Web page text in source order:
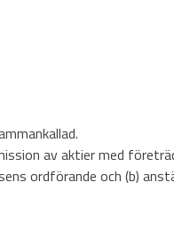
av aktier med
ordförande och (b)